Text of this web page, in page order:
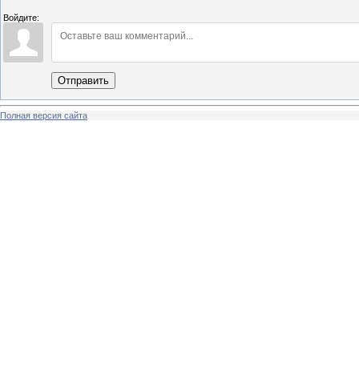
Войдите:
Отправить
Полная версия сайта